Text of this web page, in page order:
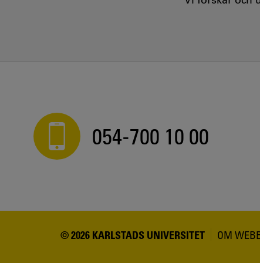
054-700 10 00
© 2026 KARLSTADS UNIVERSITET OM